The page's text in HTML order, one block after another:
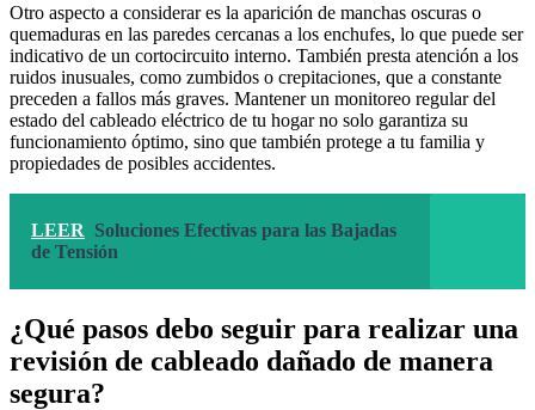
Otro aspecto a considerar es la aparición de manchas oscuras o
quemaduras en las paredes cercanas a los enchufes, lo que puede ser
indicativo de un cortocircuito interno. También presta atención a los
ruidos inusuales, como zumbidos o crepitaciones, que a constante
preceden a fallos más graves. Mantener un monitoreo regular del
estado del cableado eléctrico de tu hogar no solo garantiza su
funcionamiento óptimo, sino que también protege a tu familia y
propiedades de posibles accidentes.
LEER Soluciones Efectivas para las Bajadas
de Tensión
¿Qué pasos debo seguir para realizar una
revisión de cableado dañado de manera
segura?